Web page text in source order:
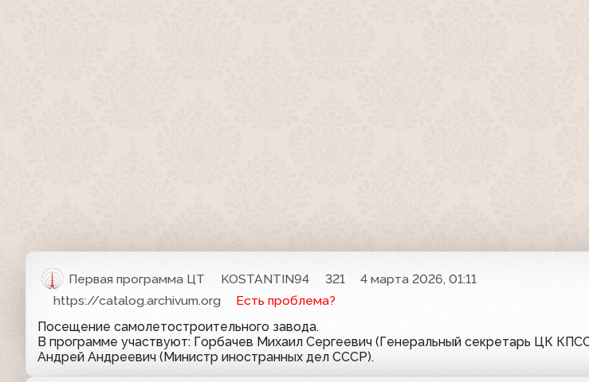
Первая программа ЦТ KOSTANTIN94 321
4 марта 2026, 01:11
https://catalog.archivum.org
Есть проблема?
Посещение самолетостроительного завода.
В программе участвуют: Горбачев Михаил Сергеевич (Генеральный секретарь ЦК
Андрей Андреевич (Министр иностранных дел СССР).